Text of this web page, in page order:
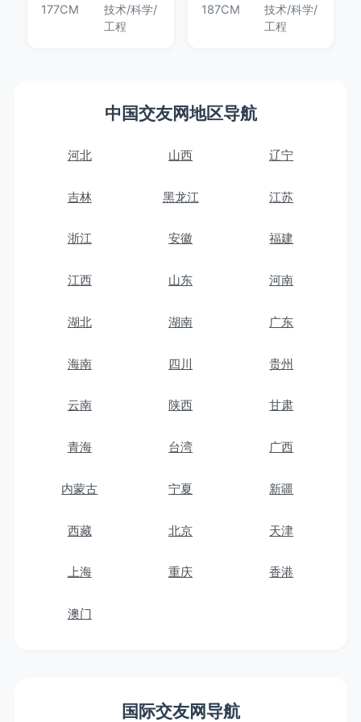
177CM
技术/科学/
工程
187CM
技术/科学/
工程
中国交友网地区导航
河北 山西 辽宁
吉林 黑龙江 江苏
浙江 安徽 福建
江西 山东 河南
湖北 湖南 广东
海南 四川 贵州
云南 陕西 甘肃
青海 台湾 广西
内蒙古 宁夏 新疆
西藏 北京 天津
上海 重庆 香港
澳门
国际交友网导航